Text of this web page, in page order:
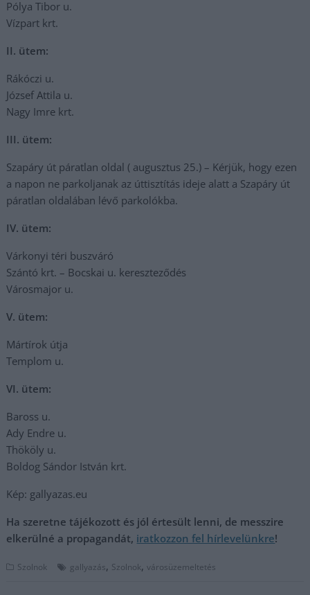
Pólya Tibor u.
Vízpart krt.
II. ütem:
Rákóczi u.
József Attila u.
Nagy Imre krt.
III. ütem:
Szapáry út páratlan oldal ( augusztus 25.) – Kérjük, hogy ezen
a napon ne parkoljanak az úttisztítás ideje alatt a Szapáry út
páratlan oldalában lévő parkolókba.
IV. ütem:
Várkonyi téri buszváró
Szántó krt. – Bocskai u. kereszteződés
Városmajor u.
V. ütem:
Mártírok útja
Templom u.
VI. ütem:
Baross u.
Ady Endre u.
Thököly u.
Boldog Sándor István krt.
Kép: gallyazas.eu
Ha szeretne tájékozott és jól értesült lenni, de messzire
elkerülné a propagandát, iratkozzon fel hírlevelünkre!
Szolnok gallyazás, Szolnok,városüzemeltetés